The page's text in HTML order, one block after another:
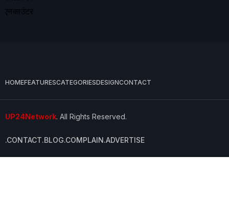
HOMEFEATURESCATEGORIESDESIGNCONTACT
UP24Network. All Rights Reserved.
.CONTACT.BLOG.COMPLAIN.ADVERTISE